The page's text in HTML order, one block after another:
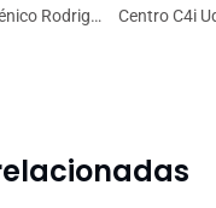
Rodrigo
Centro C4i